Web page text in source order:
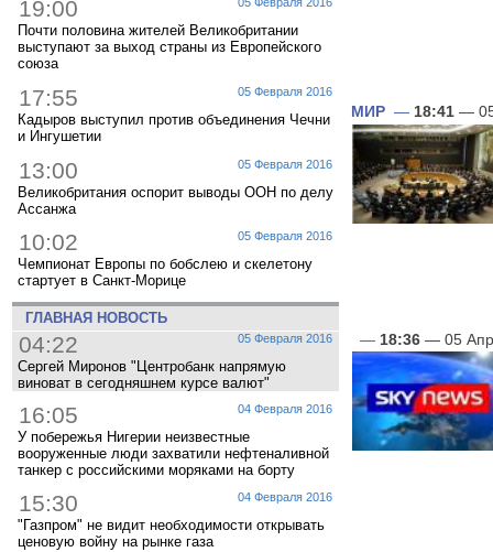
05 Февраля 2016
19:00
Почти половина жителей Великобритании
выступают за выход страны из Европейского
союза
05 Февраля 2016
17:55
Кадыров выступил против объединения Чечни
и Ингушетии
05 Февраля 2016
13:00
Великобритания оспорит выводы ООН по делу
Ассанжа
05 Февраля 2016
10:02
Чемпионат Европы по бобслею и скелетону
стартует в Санкт-Морице
ГЛАВНАЯ НОВОСТЬ
05 Февраля 2016
04:22
Сергей Миронов "Центробанк напрямую
виноват в сегодняшнем курсе валют"
04 Февраля 2016
16:05
У побережья Нигерии неизвестные
вооруженные люди захватили нефтеналивной
танкер с российскими моряками на борту
04 Февраля 2016
15:30
"Газпром" не видит необходимости открывать
ценовую войну на рынке газа
МИР — 18:41 —
— 18:36 — 05